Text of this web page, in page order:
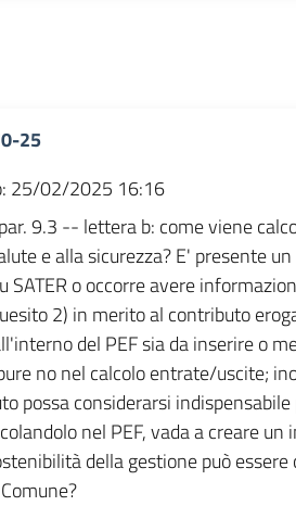
25
25/02/2025 16:16
9.3 -- lettera b: come viene
e alla sicurezza? E' presente
SATER o occorre avere
2) in merito al contributo
del PEF sia da inserire o
no nel calcolo entrate/uscite;
possa considerarsi
nel PEF, vada a creare
della gestione può essere